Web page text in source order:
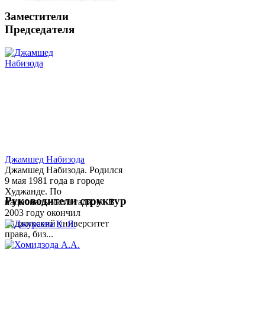
Заместители
Председателя
Джамшед Набизода
Джамшед Набизода. Родился
9 мая 1981 года в городе
Худжанде. По
национальности таджик. В
2003 году окончил
Таджикский университет
права, биз...
Руководители структур